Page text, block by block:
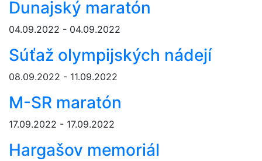
Dunajský maratón
04.09.2022 - 04.09.2022
Súťaž olympijských nádejí
08.09.2022 - 11.09.2022
M-SR maratón
17.09.2022 - 17.09.2022
Hargašov memoriál